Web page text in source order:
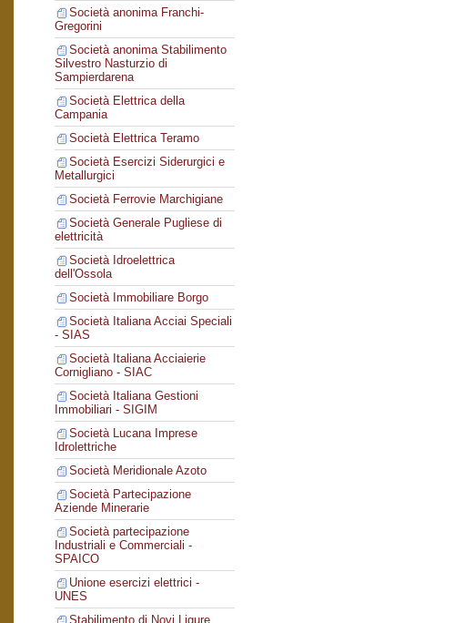
Società anonima Franchi-
Gregorini
Società anonima Stabilimento
Silvestro Nasturzio di
Sampierdarena
Società Elettrica della
Campania
Società Elettrica Teramo
Società Esercizi Siderurgici e
Metallurgici
Società Ferrovie Marchigiane
Società Generale Pugliese di
elettricità
Società Idroelettrica
dell'Ossola
Società Immobiliare Borgo
Società Italiana Acciai Speciali
- SIAS
Società Italiana Acciaierie
Cornigliano - SIAC
Società Italiana Gestioni
Immobiliari - SIGIM
Società Lucana Imprese
Idrolettriche
Società Meridionale Azoto
Società Partecipazione
Aziende Minerarie
Società partecipazione
Industriali e Commerciali -
SPAICO
Unione esercizi elettrici -
UNES
Stabilimento di Novi Ligure